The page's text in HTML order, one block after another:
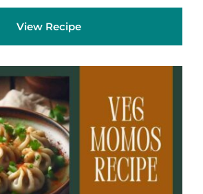
View Recipe